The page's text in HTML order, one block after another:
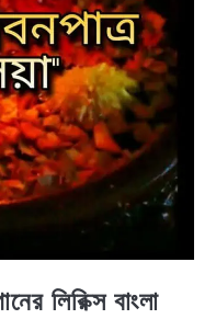
লিরিক্স বাংলা